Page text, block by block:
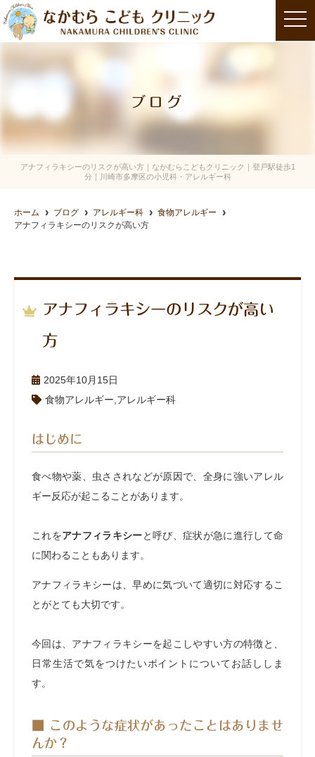
t
o
i
ブログ
アナフィラキシーのリスクが高い方｜なかむらこどもクリニック｜登戸駅徒歩1
分｜川崎市多摩区の小児科・アレルギー科
ホーム ブログ アレルギー科
食物アレルギー
アナフィラキシーのリスクが高い方
アナフィラキシーのリスクが高い
方
2025年10月15日
食物アレルギー アレルギー科
はじめに
食べ物や薬、虫さされなどが原因で、全身に強いアレル
ギー反応が起こることがあります。
これをアナフィラキシーと呼び、症状が急に進行して命
に関わることもあります。
アナフィラキシーは、早めに気づいて適切に対応するこ
とがとても大切です。
今回は、アナフィラキシーを起こしやすい方の特徴と、
日常生活で気をつけたいポイントについてお話ししま
す。
■ このような症状があったことはありませ
んか？